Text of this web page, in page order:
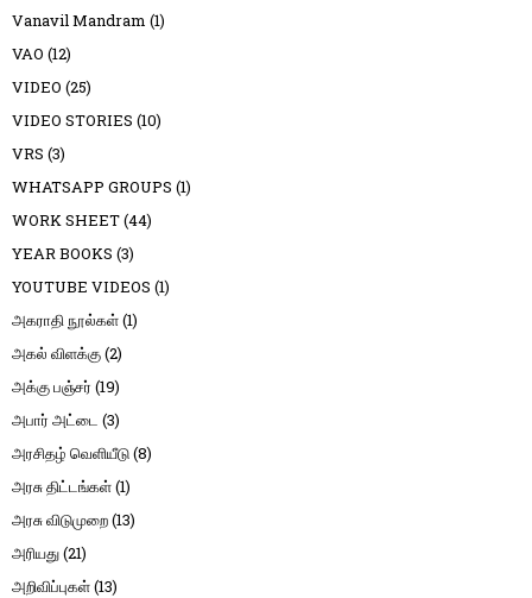
Vanavil Mandram (1)
VAO (12)
VIDEO (25)
VIDEO STORIES (10)
VRS (3)
WHATSAPP GROUPS (1)
WORK SHEET(44)
YEAR BOOKS (3)
YOUTUBE VIDEOS (1)
அகராதி நூல்கள்(1)
அகல் விளக்கு(2)
அக்கு பஞ்சர் (19)
அபார் அட்டை (3)
அரசிதழ் வெளியீடு(8)
அரசு திட்டங்கள்(1)
அரசு விடுமுறை(13)
அரியது(21)
அறிவிப்புகள்(13)